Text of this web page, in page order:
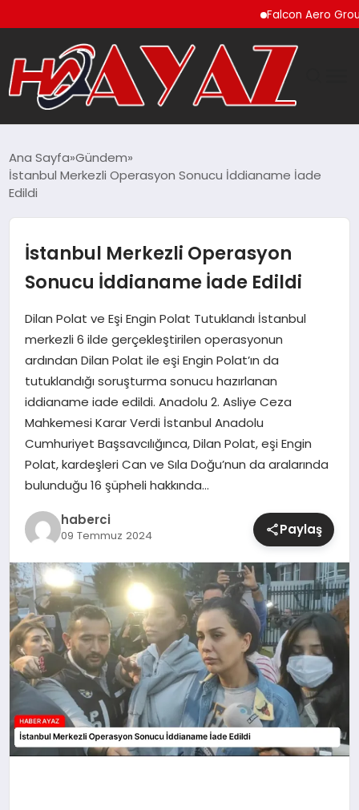
Falcon Aero Group,
DÜNYA
MAGAZIN
SAĞLIK
SIYASET
SPOR
TEKNOLOJI
YAŞAM
Ana Sayfa Gündem
İstanbul Merkezli Operasyon Sonucu İddianame İade
Edildi
İstanbul Merkezli Operasyon
Sonucu İddianame İade Edildi
Dilan Polat ve Eşi Engin Polat Tutuklandı İstanbul
merkezli 6 ilde gerçekleştirilen operasyonun
ardından Dilan Polat ile eşi Engin Polat’ın da
tutuklandığı soruşturma sonucu hazırlanan
iddianame iade edildi. Anadolu 2. Asliye Ceza
Mahkemesi Karar Verdi İstanbul Anadolu
Cumhuriyet Başsavcılığınca, Dilan Polat, eşi Engin
Polat, kardeşleri Can ve Sıla Doğu’nun da aralarında
bulunduğu 16 şüpheli hakkında…
haberci
09 Temmuz 2024 Paylaş